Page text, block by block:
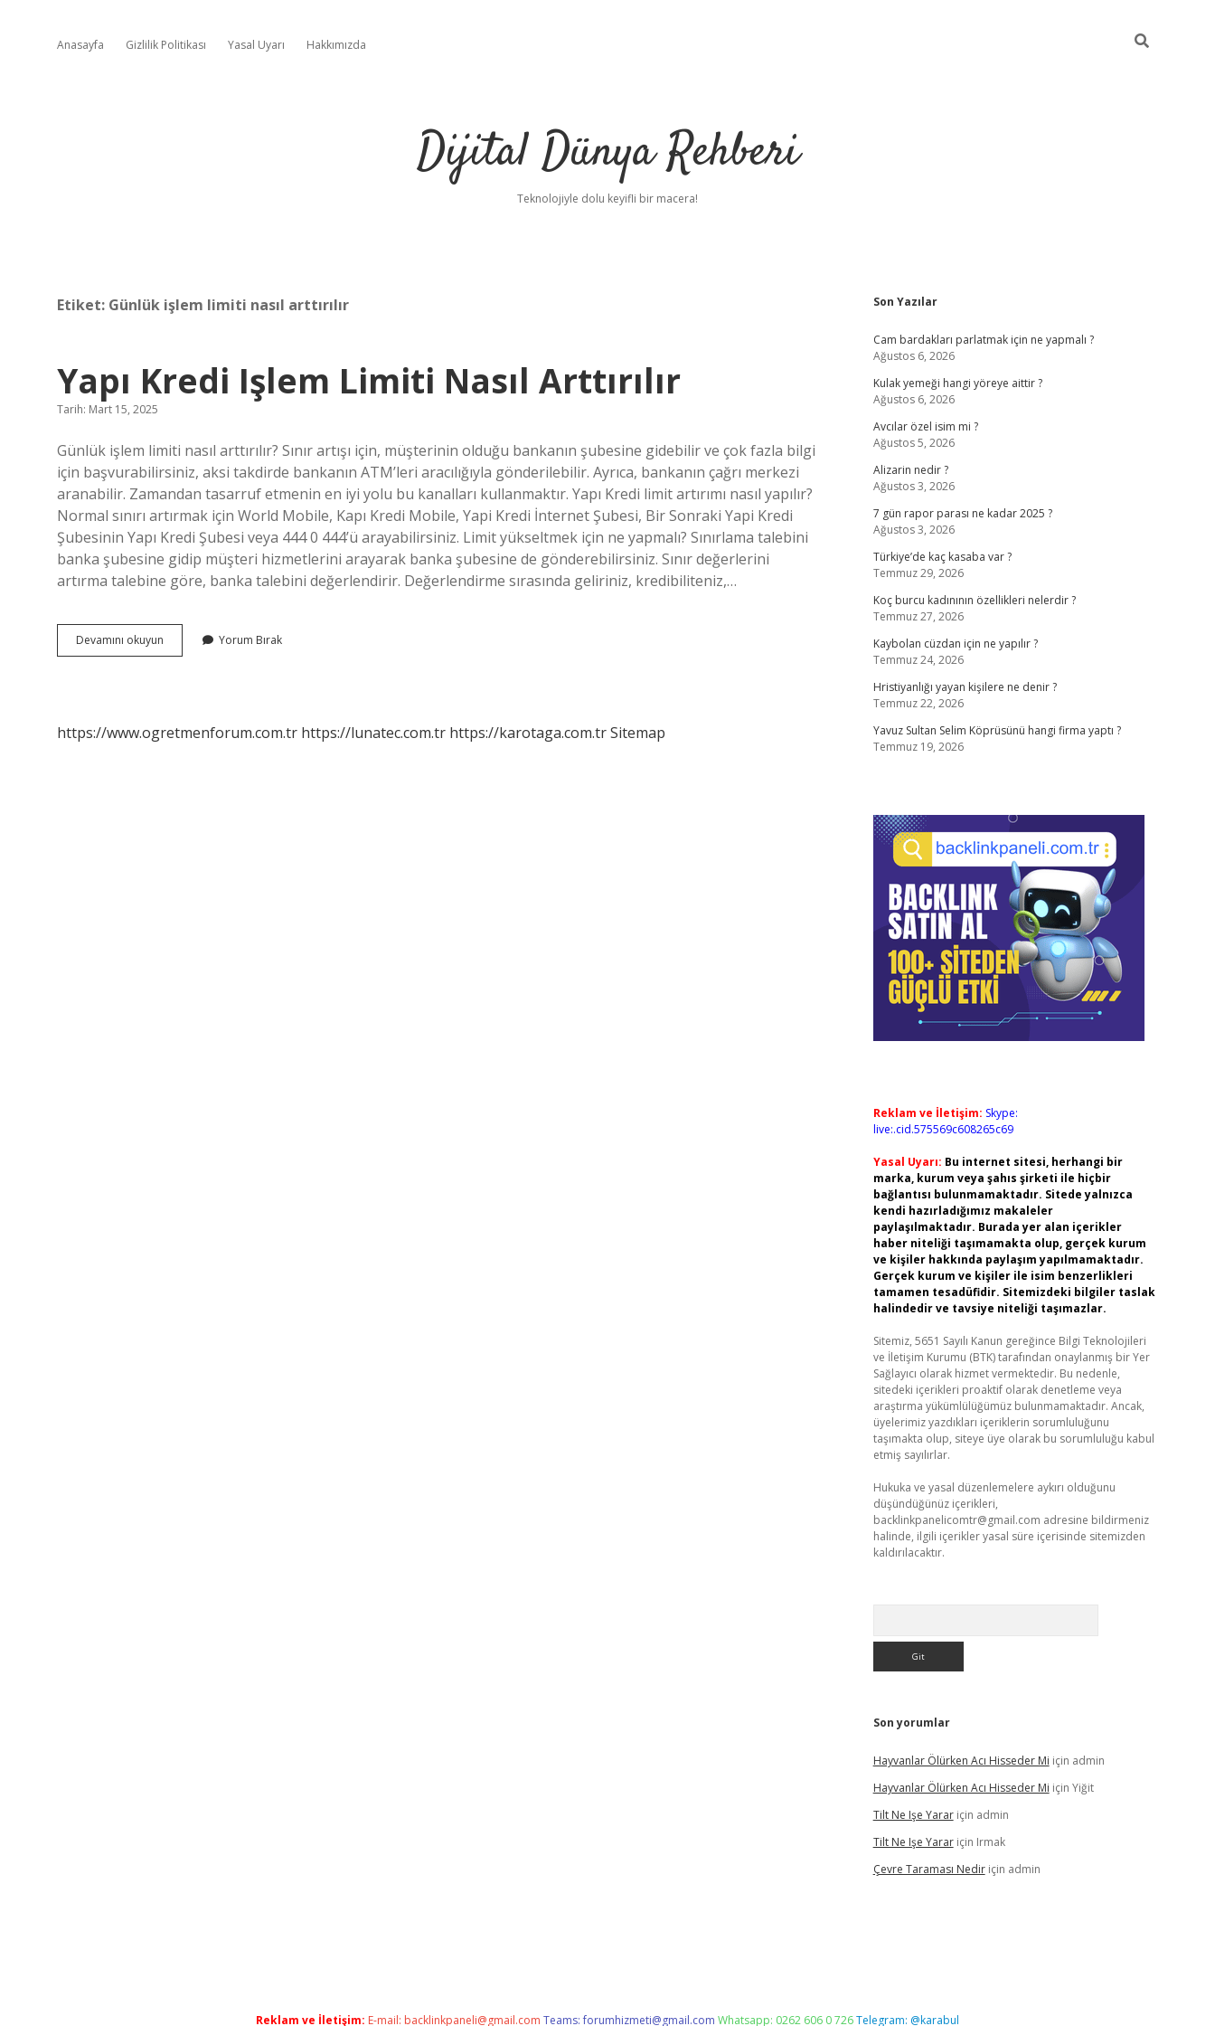
Anasayfa Gizlilik Politikası Yasal Uyarı Hakkımızda
Dijital Dünya Rehberi
Teknolojiyle dolu keyifli bir macera!
Etiket: Günlük işlem limiti nasıl arttırılır
Yapı Kredi Işlem Limiti Nasıl Arttırılır
Tarih: Mart 15, 2025
Günlük işlem limiti nasıl arttırılır? Sınır artışı için, müşterinin olduğu bankanın şubesine gidebilir ve çok fazla bilgi
için başvurabilirsiniz, aksi takdirde bankanın ATM’leri aracılığıyla gönderilebilir. Ayrıca, bankanın çağrı merkezi
aranabilir. Zamandan tasarruf etmenin en iyi yolu bu kanalları kullanmaktır. Yapı Kredi limit artırımı nasıl yapılır?
Normal sınırı artırmak için World Mobile, Kapı Kredi Mobile, Yapi Kredi İnternet Şubesi, Bir Sonraki Yapi Kredi
Şubesinin Yapı Kredi Şubesi veya 444 0 444’ü arayabilirsiniz. Limit yükseltmek için ne yapmalı? Sınırlama talebini
banka şubesine gidip müşteri hizmetlerini arayarak banka şubesine de gönderebilirsiniz. Sınır değerlerini
artırma talebine göre, banka talebini değerlendirir. Değerlendirme sırasında geliriniz, kredibiliteniz,…
Devamını okuyun
Kredi
Yorum Bırak
https://www.ogretmenforum.com.tr https://lunatec.com.tr https://karotaga.com.trSitemap
Sidebar
Son Yazılar
Cam bardakları parlatmak için ne yapmalı ?
Ağustos 6, 2026
Kulak yemeği hangi yöreye aittir ?
Ağustos 6, 2026
Avcılar özel isim mi ?
Ağustos 5, 2026
Alizarin nedir ?
Ağustos 3, 2026
7 gün rapor parası ne kadar 2025 ?
Ağustos 3, 2026
Türkiye’de kaç kasaba var ?
Temmuz 29, 2026
Koç burcu kadınının özellikleri nelerdir ?
Temmuz 27, 2026
Kaybolan cüzdan için ne yapılır ?
Temmuz 24, 2026
Hristiyanlığı yayan kişilere ne denir ?
Temmuz 22, 2026
Yavuz Sultan Selim Köprüsünü hangi firma yaptı ?
Temmuz 19, 2026
Reklam ve İletişim: Skype:
live:.cid.575569c608265c69
Yasal Uyarı: Bu internet sitesi, herhangi bir
marka, kurum veya şahıs şirketi ile hiçbir
bağlantısı bulunmamaktadır. Sitede yalnızca
kendi hazırladığımız makaleler
paylaşılmaktadır. Burada yer alan içerikler
haber niteliği taşımamakta olup, gerçek kurum
ve kişiler hakkında paylaşım yapılmamaktadır.
Gerçek kurum ve kişiler ile isim benzerlikleri
tamamen tesadüfidir. Sitemizdeki bilgiler taslak
halindedir ve tavsiye niteliği taşımazlar.
Sitemiz, 5651 Sayılı Kanun gereğince Bilgi Teknolojileri
ve İletişim Kurumu (BTK) tarafından onaylanmış bir Yer
Sağlayıcı olarak hizmet vermektedir. Bu nedenle,
sitedeki içerikleri proaktif olarak denetleme veya
araştırma yükümlülüğümüz bulunmamaktadır. Ancak,
üyelerimiz yazdıkları içeriklerin sorumluluğunu
taşımakta olup, siteye üye olarak bu sorumluluğu kabul
etmiş sayılırlar.
Hukuka ve yasal düzenlemelere aykırı olduğunu
düşündüğünüz içerikleri,
backlinkpanelicomtr@gmail.com adresine bildirmeniz
halinde, ilgili içerikler yasal süre içerisinde sitemizden
kaldırılacaktır.
Son yorumlar
Hayvanlar Ölürken Acı Hisseder Mi için admin
Hayvanlar Ölürken Acı Hisseder Mi için Yiğit
Tilt Ne Işe Yarariçin admin
Tilt Ne Işe Yarariçin Irmak
Çevre Taraması Nediriçin admin
Reklam ve İletişim: E-mail: backlinkpaneli@gmail.com Teams:forumhizmeti@gmail.com Whatsapp: 0262 606 0 726Telegram: @karabul